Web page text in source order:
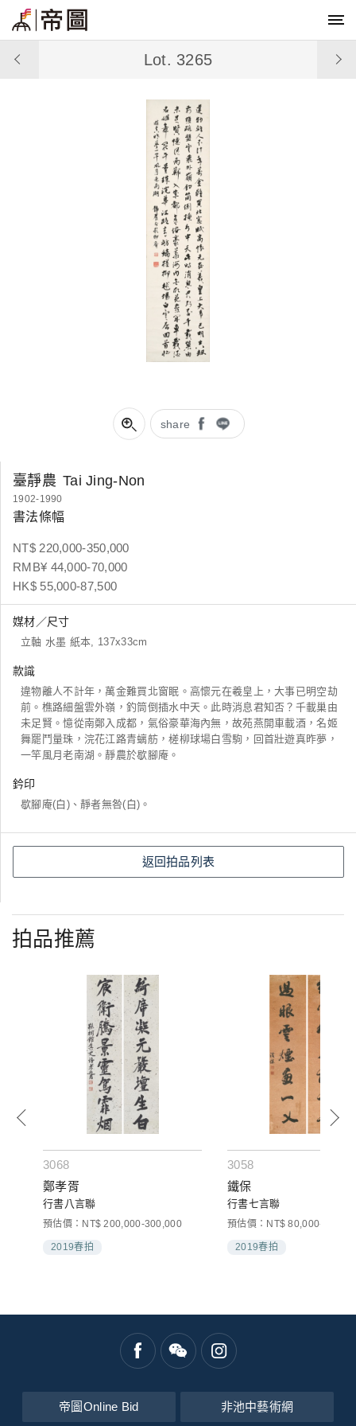
share
Lot. 3265
臺靜農 Tai Jing-Non
1902-1990
書法條幅
NT$ 220,000-350,000
RMB¥ 44,000-70,000
HK$ 55,000-87,500
媒材／尺寸
立軸 水墨 紙本, 137x33cm
款識
違物離人不計年，萬金難買北窗眠。高懷元在羲皇上，大事已明空劫
前。樵路細盤雲外嶺，釣筒倒插水中天。此時消息君知否？千載巢由
未足賢。憶從南鄭入成都，氣俗豪華海內無，故苑燕開車載酒，名姬
舞罷鬥量珠，浣花江路青螭舫，槎柳球場白雪駒，回首壯遊真昨夢，
一竿風月老南湖。靜農於歇腳庵。
鈐印
歇腳庵(白)、靜者無咎(白)。
返回拍品列表
拍品推薦
3068
鄭孝胥
行書八言聯
預估價：NT$ 200,000-300,000
2019春拍
3058
鐵保
行書七言聯
預估價：NT$ 80,000-
2019春拍
帝圖Online Bid 非池中藝術網